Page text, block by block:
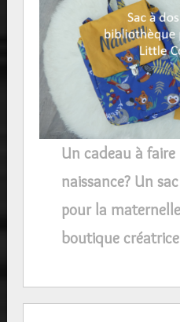
Un cadeau à
naissance? Un
pour la
boutique